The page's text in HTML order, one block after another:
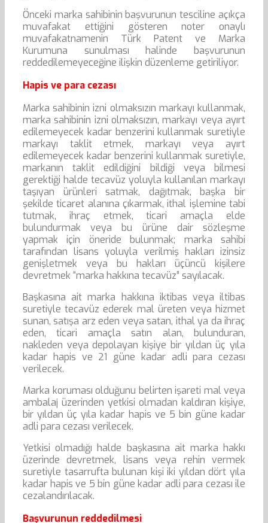
Önceki marka sahibinin başvurunun tesciline açıkça
muvafakat ettiğini gösteren noter onaylı
muvafakatnamenin Türk Patent ve Marka
Kurumuna sunulması halinde başvurunun
reddedilemeyeceğine ilişkin düzenleme getiriliyor.
Hapis ve para cezası
Marka sahibinin izni olmaksızın markayı kullanmak,
marka sahibinin izni olmaksızın, markayı veya ayırt
edilemeyecek kadar benzerini kullanmak suretiyle
markayı taklit etmek, markayı veya ayırt
edilemeyecek kadar benzerini kullanmak suretiyle,
markanın taklit edildiğini bildiği veya bilmesi
gerektiği halde tecavüz yoluyla kullanılan markayı
taşıyan ürünleri satmak, dağıtmak, başka bir
şekilde ticaret alanına çıkarmak, ithal işlemine tabi
tutmak, ihraç etmek, ticari amaçla elde
bulundurmak veya bu ürüne dair sözleşme
yapmak için öneride bulunmak; marka sahibi
tarafından lisans yoluyla verilmiş hakları izinsiz
genişletmek veya bu hakları üçüncü kişilere
devretmek “marka hakkına tecavüz” sayılacak.
Başkasına ait marka hakkına iktibas veya iltibas
suretiyle tecavüz ederek mal üreten veya hizmet
sunan, satışa arz eden veya satan, ithal ya da ihraç
eden, ticari amaçla satın alan, bulunduran,
nakleden veya depolayan kişiye bir yıldan üç yıla
kadar hapis ve 21 güne kadar adli para cezası
verilecek.
Marka koruması olduğunu belirten işareti mal veya
ambalaj üzerinden yetkisi olmadan kaldıran kişiye,
bir yıldan üç yıla kadar hapis ve 5 bin güne kadar
adli para cezası verilecek.
Yetkisi olmadığı halde başkasına ait marka hakkı
üzerinde devretmek, lisans veya rehin vermek
suretiyle tasarrufta bulunan kişi iki yıldan dört yıla
kadar hapis ve 5 bin güne kadar adli para cezası ile
cezalandırılacak.
Başvurunun reddedilmesi